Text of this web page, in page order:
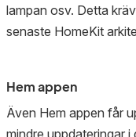
lampan osv. Detta
senaste HomeKit
Hem appen
Även Hem appen får
mindre uppdateringar